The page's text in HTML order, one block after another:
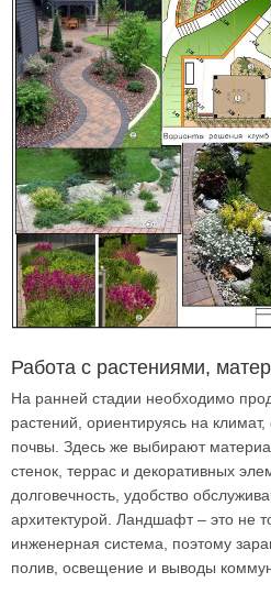
Работа с растениями,
На ранней стадии необходимо
растений, ориентируясь на
почвы. Здесь же выбирают
стенок, террас и декоративных
долговечность, удобство
архитектурой. Ландшафт – это не
инженерная система, поэтому
полив, освещение и выводы